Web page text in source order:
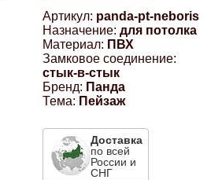
Артикул: panda-pt-neboris
Назначение: для потолка
Материал: ПВХ
Замковое соединение:
стык-в-стык
Бренд: Панда
Тема: Пейзаж
Доставка
по всей
России и
СНГ
акриловые